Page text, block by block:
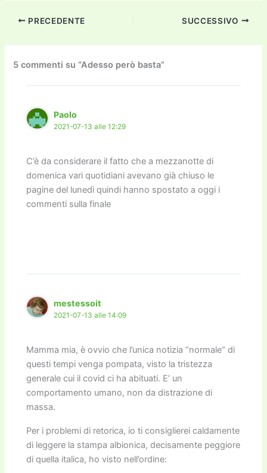
c
e
b
o
o
k
itt
er
ai
l
d
o
n
a
m
p
y
Li
k
k
e
dI
n
di
vi
PRECEDENTE SUCCESSIVO
5 commenti su “Adesso però basta”
Paolo
2021-07-13 alle 12:29
C’è da considerare il fatto che a mezzanotte di
domenica vari quotidiani avevano già chiuso le
pagine del lunedì quindi hanno spostato a oggi i
commenti sulla finale
mestessoit
2021-07-13 alle 14:09
Mamma mia, è ovvio che l’unica notizia “normale” di
questi tempi venga pompata, visto la tristezza
generale cui il covid ci ha abituati. E’ un
comportamento umano, non da distrazione di
massa.
Per i problemi di retorica, io ti consiglierei caldamente
di leggere la stampa albionica, decisamente peggiore
di quella italica, ho visto nell’ordine: